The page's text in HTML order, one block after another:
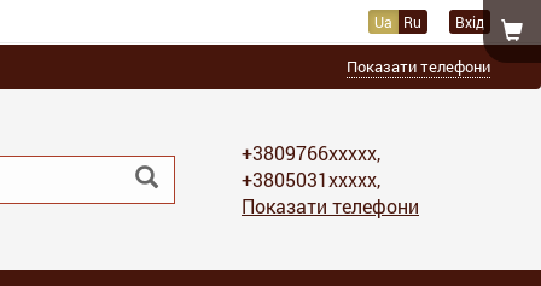
Ua Ru Вхід
Показати телефони
+3809766xxxxx,
+3805031xxxxx,
Показати телефони